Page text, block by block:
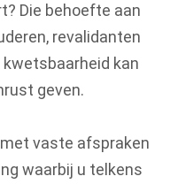
Die behoefte aan
revalidanten
kan
geven.
vaste afspraken
waarbij u telkens